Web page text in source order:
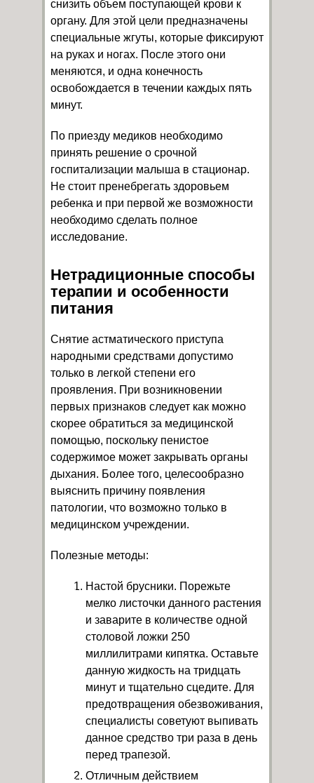
снизить объем поступающей крови к
органу. Для этой цели предназначены
специальные жгуты, которые фиксируют
на руках и ногах. После этого они
меняются, и одна конечность
освобождается в течении каждых пять
минут.
По приезду медиков необходимо
принять решение о срочной
госпитализации малыша в стационар.
Не стоит пренебрегать здоровьем
ребенка и при первой же возможности
необходимо сделать полное
исследование.
Нетрадиционные способы
терапии и особенности
питания
Снятие астматического приступа
народными средствами допустимо
только в легкой степени его
проявления. При возникновении
первых признаков следует как можно
скорее обратиться за медицинской
помощью, поскольку пенистое
содержимое может закрывать органы
дыхания. Более того, целесообразно
выяснить причину появления
патологии, что возможно только в
медицинском учреждении.
Полезные методы:
Настой брусники. Порежьте
мелко листочки данного растения
и заварите в количестве одной
столовой ложки 250
миллилитрами кипятка. Оставьте
данную жидкость на тридцать
минут и тщательно сцедите. Для
предотвращения обезвоживания,
специалисты советуют выпивать
данное средство три раза в день
перед трапезой.
Отличным действием